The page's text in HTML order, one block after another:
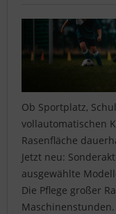
Ob Sportplatz,
vollautomatischen
Rasenfläche
Jetzt neu:
ausgewählte
Die Pflege großer